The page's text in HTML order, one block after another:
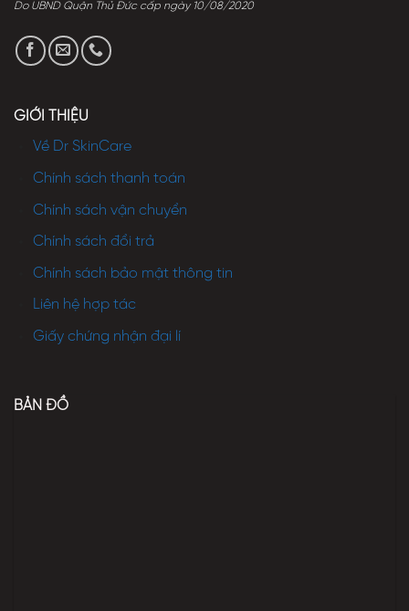
Do UBND Quận Thủ Đức cấp ngày 10/08/2020
GIỚI THIỆU
Về Dr SkinCare
Chính sách thanh toán
Chính sách vận chuyển
Chính sách đổi trả
Chính sách bảo mật thông tin
Liên hệ hợp tác
Giấy chứng nhận đại lí
BẢN ĐỒ